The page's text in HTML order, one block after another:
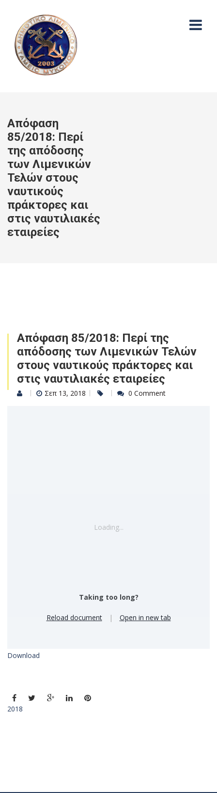
Απόφαση
85/2018: Περί
της απόδοσης
των Λιμενικών
Τελών στους
ναυτικούς
πράκτορες και
στις ναυτιλιακές
εταιρείες
Απόφαση 85/2018: Περί της
απόδοσης των Λιμενικών Τελών
στους ναυτικούς πράκτορες και
στις ναυτιλιακές εταιρείες
Σεπ 13, 2018 0 Comment
Loading...
Taking too long?
Reload document | Open in new tab
Download
2018